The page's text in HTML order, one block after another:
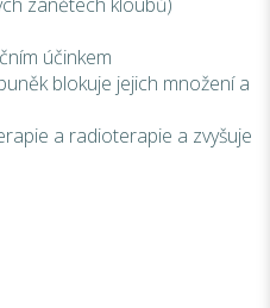
účinkem
blokuje jejich množení a
a radioterapie a zvyšuje